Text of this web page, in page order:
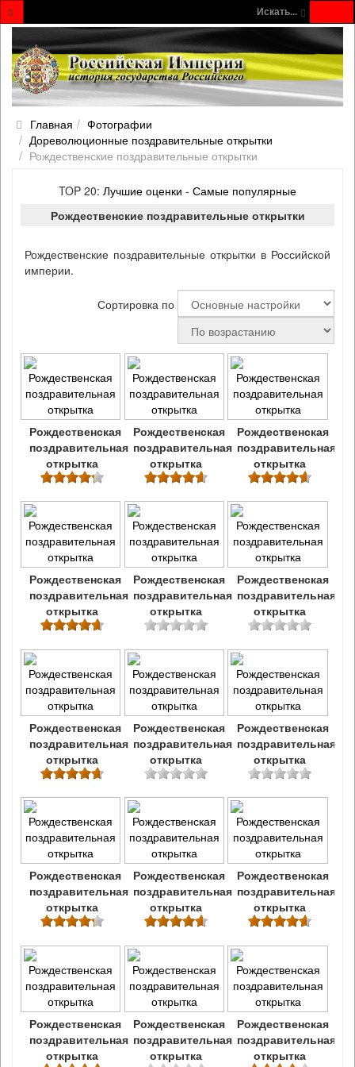
Искать...
Главная
Фотографии
Дореволюционные поздравительные открытки
Рождественские поздравительные открытки
TOP 20: Лучшие оценки - Самые популярные
Рождественские поздравительные открытки
Рождественские поздравительные открытки в Российской
империи.
Сортировка по
Рождественская
поздравительная
открытка
Рождественская
поздравительная
открытка
Рождественская
поздравительная
открытка
Рождественская
поздравительная
открытка
Рождественская
поздравительная
открытка
Рождественская
поздравительная
открытка
Рождественская
поздравительная
открытка
Рождественская
поздравительная
открытка
Рождественская
поздравительная
открытка
Рождественская
поздравительная
открытка
Рождественская
поздравительная
открытка
Рождественская
поздравительная
открытка
Рождественская
поздравительная
открытка
Рождественская
поздравительная
открытка
Рождественская
поздравительная
открытка